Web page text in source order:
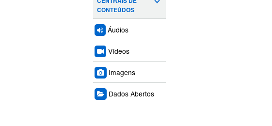
CONTEÚDOS
Áudios
Vídeos
Imagens
Dados Abertos